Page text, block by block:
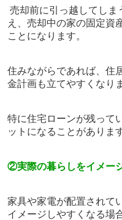
売却前に引っ越してしま
え、売却中の家の固定資
ことになります。
住みながらであれば、住
金計画も立てやすくなり
特に住宅ローンが残って
ットになることがありま
②実際の暮らしをイメー
家具や家電が配置されて
イメージしやすくなる場